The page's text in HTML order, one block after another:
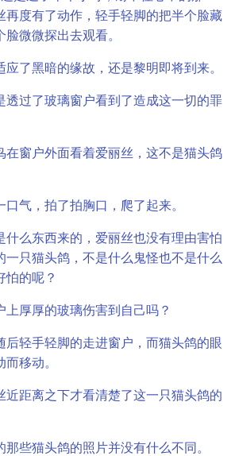
再度有了动作，轻手轻脚的把半个脸藏
微微探出去观看。
了黑暗的缘故，还是黎明即将到来。
透过了玻璃窗户看到了造成这一切的罪
在窗户外面看着爱丽丝，这不是猫头鸽
气，拍了拍胸口，爬了起来。
什么东西来的，爱丽丝也没有理由害怕
一只猫头鸽，不是什么鬼怪也不是什么
怕的呢？
上厚厚的玻璃伤害到自己吗？
后轻手轻脚的走进窗户，而猫头鸽的眼
移动。
近距离之下才看清楚了这一只猫头鸽的
些猫头鸽的照片并没有什么不同。